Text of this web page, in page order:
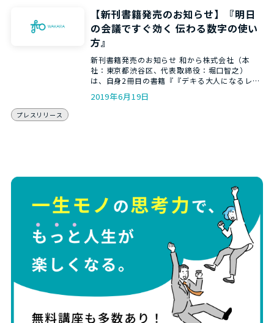
【新刊書籍発売のお知らせ】『明日
の会議ですぐ効く 伝わる数字の使い
方』
新刊書籍発売のお知らせ 和から株式会社（本
社：東京都渋谷区、代表取締役：堀口智之）
は、自身2冊目の書籍『『デキる大人になるレシ
ピ 明日の会議ですぐ効く …
2019年6月19日
プレスリリース